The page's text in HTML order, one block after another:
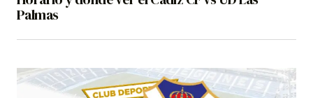
Palmas